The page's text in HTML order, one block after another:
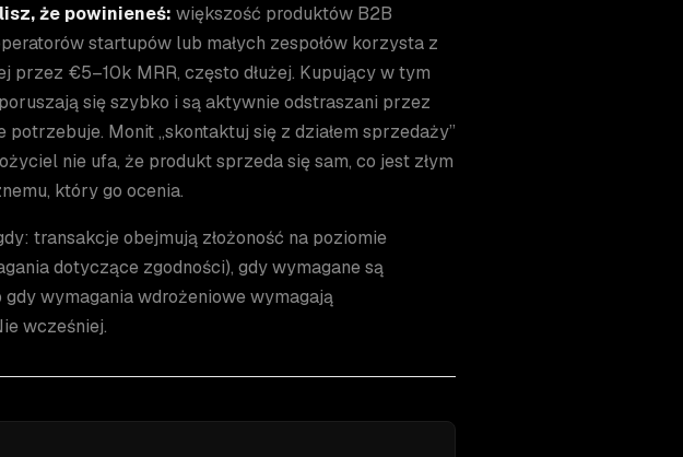
że powinieneś: większość produktów B2B
startupów lub małych zespołów korzysta z
przez €5–10k MRR, często dłużej. Kupujący w tym
się szybko i są aktywnie odstraszani przez
Monit „skontaktuj się z działem sprzedaży”
nie ufa, że produkt sprzeda się sam, co jest złym
który go ocenia.
transakcje obejmują złożoność na poziomie
dotyczące zgodności), gdy wymagane są
wymagania wdrożeniowe wymagają
wcześniej.